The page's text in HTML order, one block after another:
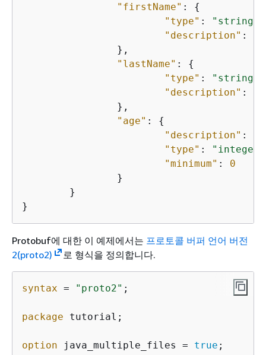
"firstName" : {
"type" : "string"
"description" :
"lastName" : {
"type" : "string"
"description" :
"age" : {
"description" :
"type" : "integer"
"minimum" : 0
}
Protobuf에 대한 이 예제에서는 프로토콜 버퍼 언어 버전
2(proto2)
로 형식을 정의합니다.
syntax = "proto2" ;
package tutorial;
option java_multiple_files = true